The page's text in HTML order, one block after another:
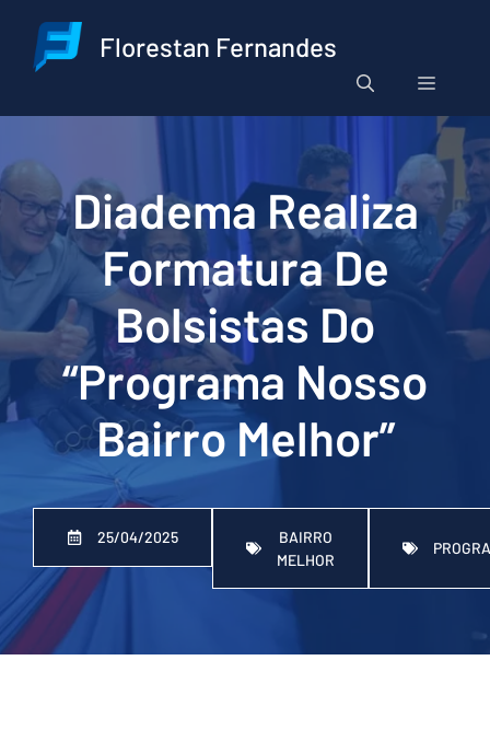
para
Florestan Fernandes
Menu
Diadema Realiza
Formatura De
Bolsistas Do
“Programa Nosso
Bairro Melhor”
25/04/2025
BAIRRO
MELHOR